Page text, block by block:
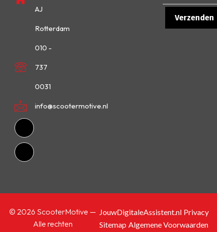
AJ
Rotterdam
010 -
737
0031
info@scootermotive.nl
© 2026 ScooterMotive —
Alle rechten
JouwDigitaleAssistent.nl Privacy
Sitemap Algemene Voorwaarden